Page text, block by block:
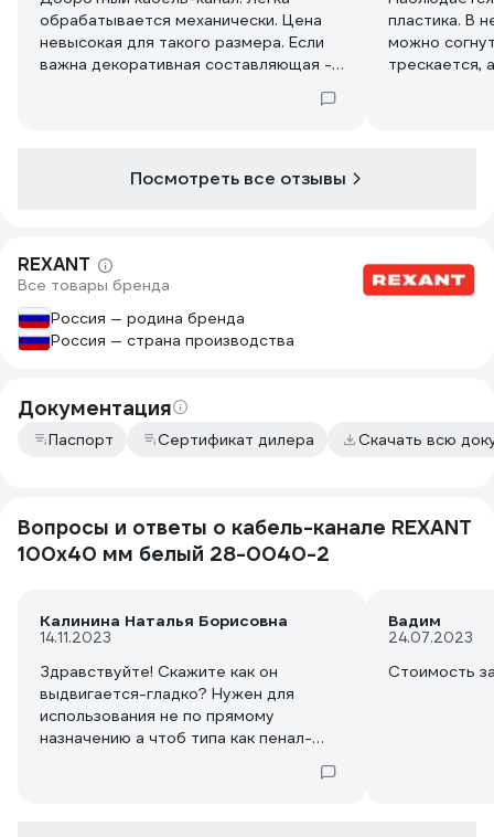
обрабатывается механически. Цена
невысокая для такого размера. Если
важна декоративная составляющая -
пластика. В
можно
трескается,
Посмотреть все отзывы
REXANT
Все товары бренда
Россия — родина бренда
Россия — страна производства
Документация
Паспорт Сертификат дилера Скачать всю
Вопросы и ответы о кабель-канале REXANT
100x40 мм белый 28-0040-2
Калинина Наталья Борисовна
14.11.2023
Здравствуйте! Скажите как он
выдвигается-гладко? Нужен для
использования не по прямому
назначению а чтоб типа как пенал-
Вадим
24.07.2023
Стоимость